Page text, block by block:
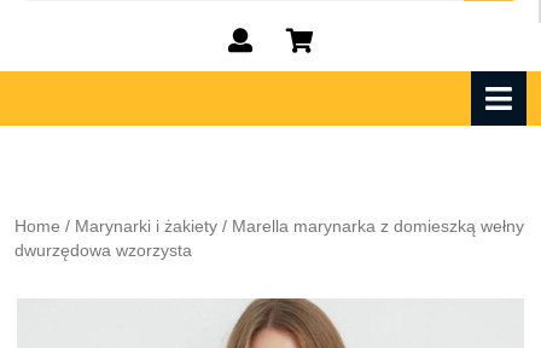
My
Account
shopping
cart
Home / Marynarki i żakiety / Marella marynarka z domieszką wełny
dwurzędowa wzorzysta